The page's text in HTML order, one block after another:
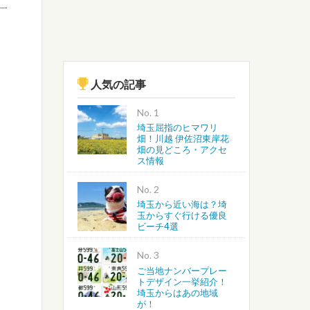
新座・朝霞・戸田・和光
蕨・草加・八潮・三郷
越谷・春日部・吉川・北葛飾
さいたま・川越・川口
上尾・桶川・北本・鴻巣・
蓮田・白岡・久喜・幸手・南
人気の記事
No.
埼玉屈指のヒマワリ
畑！川越 伊佐沼東岸花
畑の見どころ・アクセ
ス情報
No.
埼玉から近い海は？埼
玉からすぐ行ける優良
ビーチ4選
No.
ご当地ナンバープレー
トデザイン一挙紹介！
埼玉からはあの地域
が！